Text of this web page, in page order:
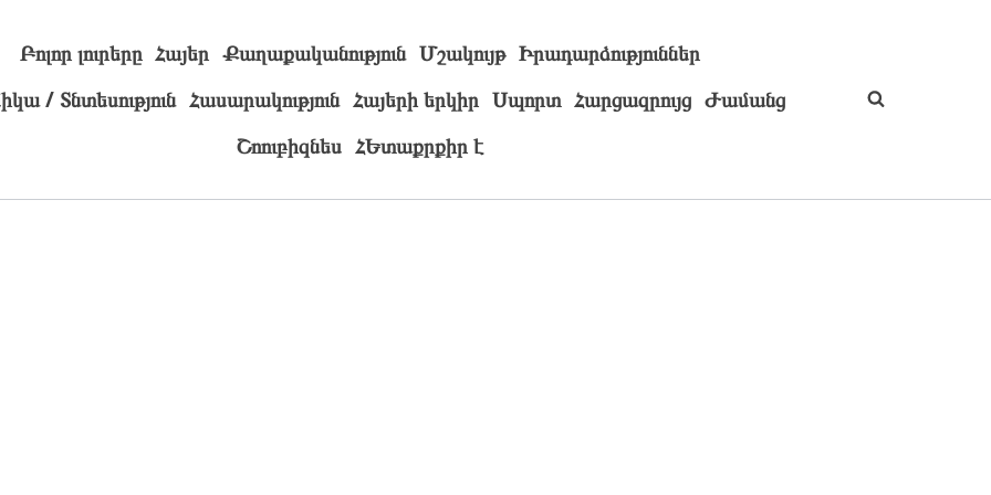
Բոլոր լուրերը Հայեր Քաղաքականություն Մշակույթ Իրադարձություններ
/ Տնտեսություն Հասարակություն Հայերի երկիր Սպորտ Հարցազրույց Ժամանց
Շոուբիզնես ՀԵտաքրքիր է